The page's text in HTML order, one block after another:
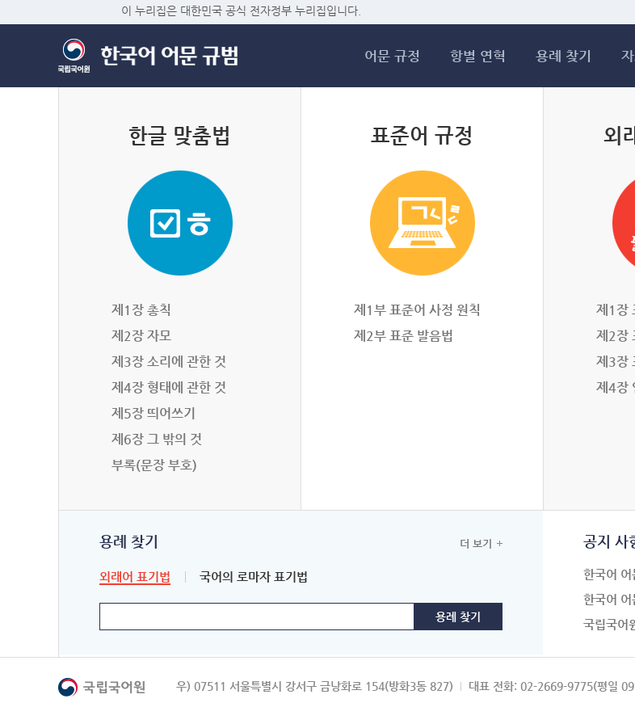
이 누리집은 대한민국 공식 전자정부 누리집입니다.
어문 규정 항별 연혁 용례 찾기
한글 맞춤법
제1장 총칙
제2장 자모
제3장 소리에 관한 것
제4장 형태에 관한 것
제5장 띄어쓰기
제6장 그 밖의 것
부록(문장 부호)
표준어 규정
제1부 표준어 사정 원칙
제2부 표준 발음법
외
제1장
제2장
제3장
제4장
용례 찾기
외래어 표기법 국어의 로마자 표기법
더 보기 공지 사
한국어 어
한국어 어
국립국어
우) 07511 서울특별시 강서구 금낭화로 154(방화3동 827) 대표 전화: 02-2669-9775(평일